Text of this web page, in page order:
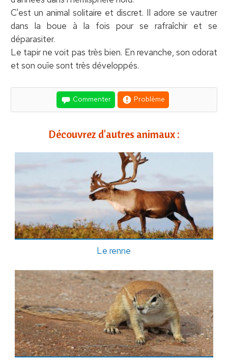
C'est un animal solitaire et discret. Il adore se vautrer
dans la boue à la fois pour se rafraîchir et se
déparasiter.
Le tapir ne voit pas très bien. En revanche, son odorat
et son ouïe sont très développés.
Commenter Problème
Découvrez d'autres animaux :
Le renne